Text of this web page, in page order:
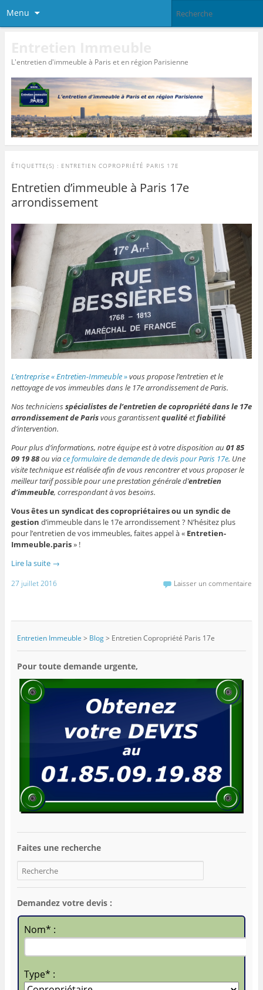
Menu
L'entretien d'immeuble à Paris et en région Parisienne
ÉTIQUETTE(S) : ENTRETIEN COPROPRIÉTÉ PARIS 17E
Entretien d’immeuble à Paris 17e
arrondissement
L’entreprise « Entretien-Immeuble »vous propose l’entretien et le
nettoyage de vos immeubles dans le 17e arrondissement de Paris.
Nos techniciensspécialistes de l’entretien de copropriété dans le 17e
arrondissement de Parisvous garantissentqualitéetfiabilité
d’intervention.
Pour plus d’informations, notre équipe est à votre disposition au 01 85
09 19 88ou viace formulaire de demande de devis pour Paris 17e. Une
visite technique est réalisée afin de vous rencontrer et vous proposer le
meilleur tarif possible pour une prestation générale d’entretien
d’immeuble, correspondant à vos besoins.
Vous êtes un syndicat des copropriétaires ou un syndic de
gestion d’immeuble dans le 17e arrondissement ? N’hésitez plus
pour l’entretien de vos immeubles, faites appel à « Entretien-
Immeuble.paris» !
Lire la suite →
27 juillet 2016 Laisser un commentaire
Entretien Immeuble > Blog> Entretien Copropriété Paris 17e
Pour toute demande urgente,
Faites une recherche
Demandez votre devis :
Nom* :
Type* :